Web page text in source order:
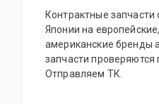
Контрактные запчасти
Японии на
американские бренды
запчасти проверяются
Отправляем ТК.